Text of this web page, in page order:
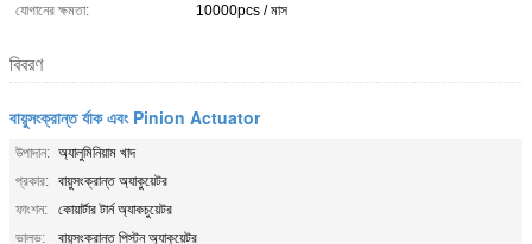
যোগানের ক্ষমতা:
10000pcs / মাস
বিবরণ
বায়ুসংক্রান্ত র্যাক এবং Pinion Actuator
উপাদান: অ্যালুমিনিয়াম খাদ
প্রকার: বায়ুসংক্রান্ত অ্যাকুয়েটর
ফাংশন:
কোয়ার্টার টার্ন অ্যাকচুয়েটর
ভালভ:
বায়ুসংক্রান্ত পিস্টন অ্যাকুয়েটর